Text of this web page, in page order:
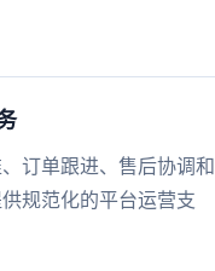
订单跟进、售后协调和
规范化的平台运营支